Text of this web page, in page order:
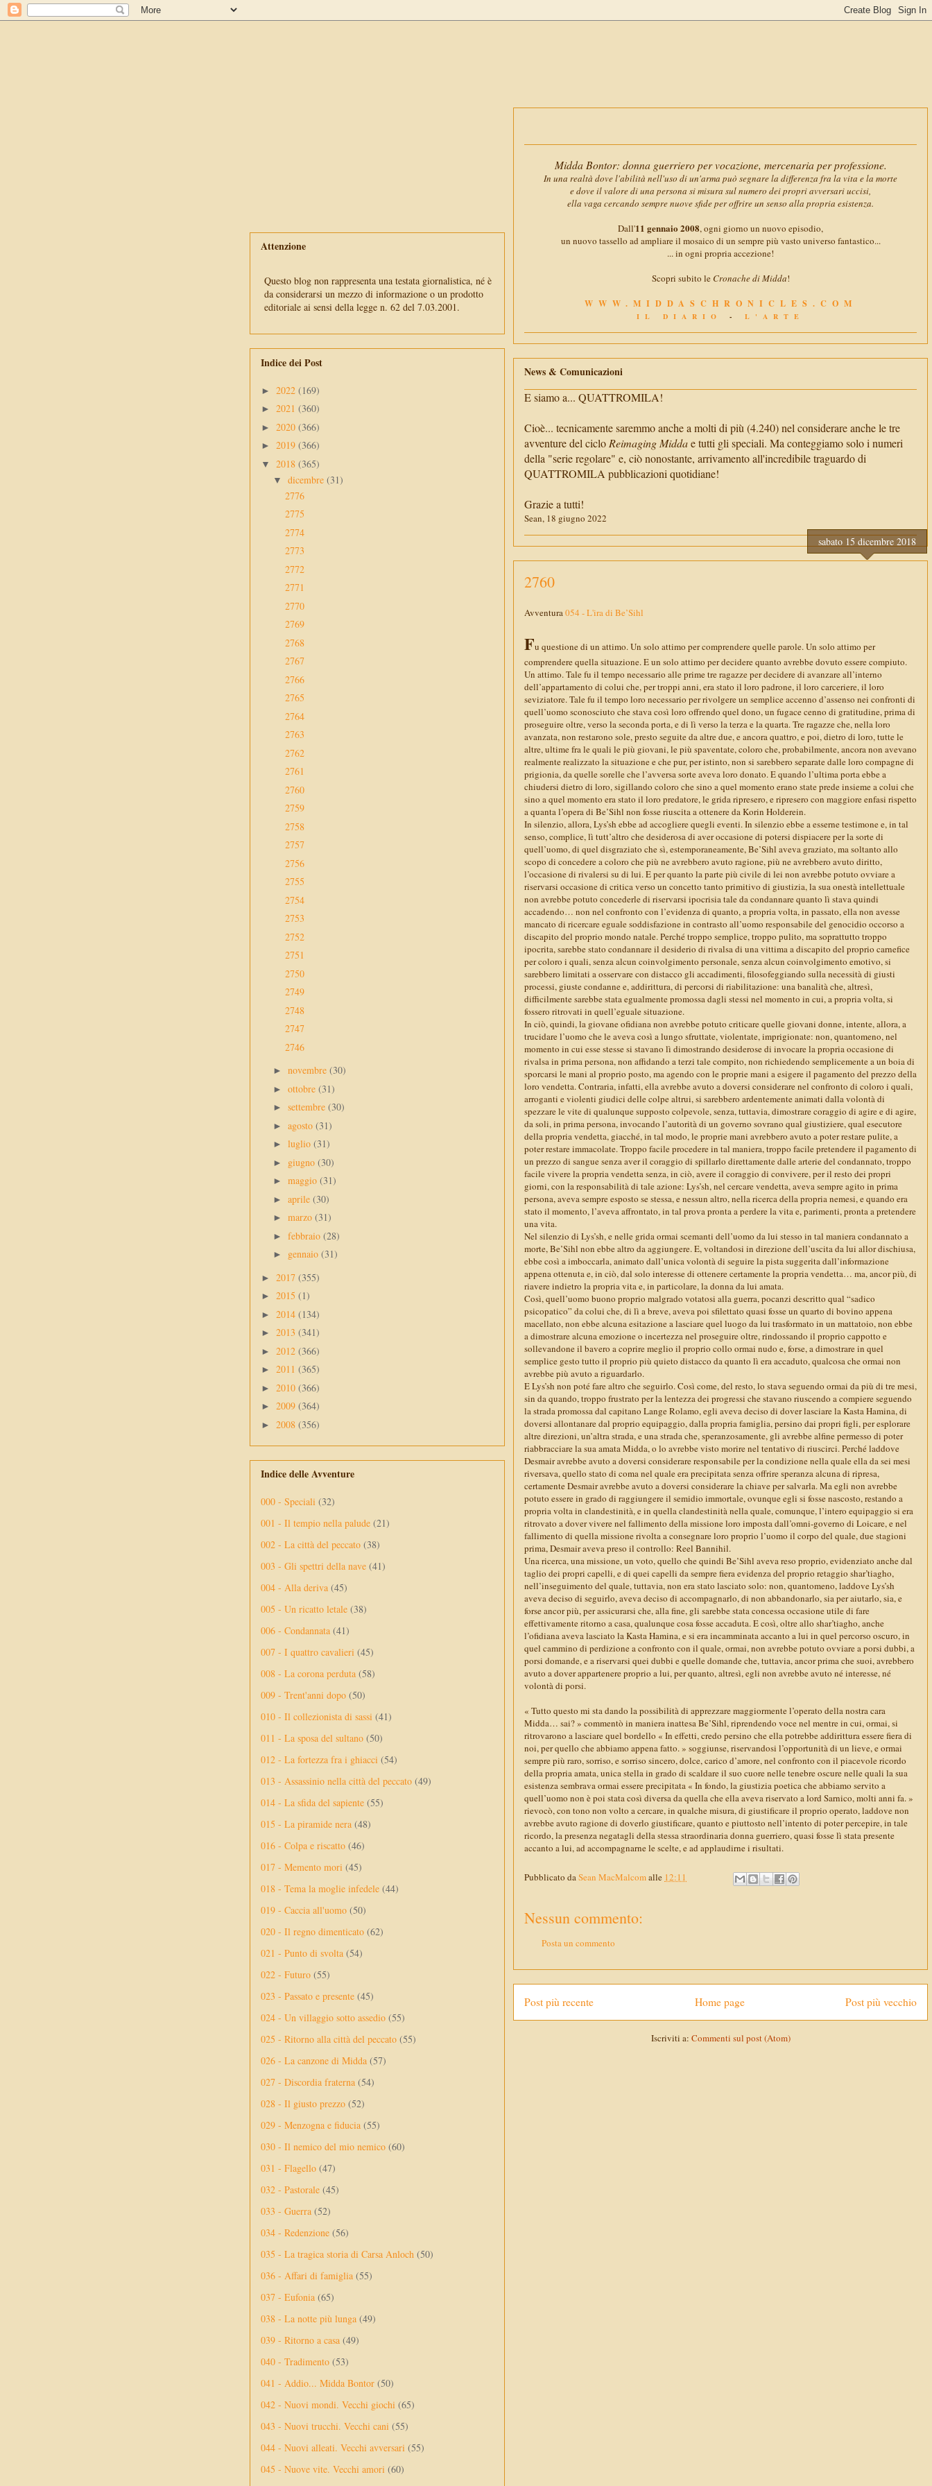
Midda Bontor: donna guerriero per vocazione, mercenaria per professione.
In una realtà dove l'abilità nell'uso di un'arma può segnare la differenza fra la vita e la morte
e dove il valore di una persona si misura sul numero dei propri avversari uccisi,
ella vaga cercando sempre nuove sfide per offrire un senso alla propria esistenza.
Dall'11 gennaio 2008, ogni giorno un nuovo episodio,
un nuovo tassello ad ampliare il mosaico di un sempre più vasto universo fantastico...
... in ogni propria accezione!
Scopri subito le Cronache di Midda!
WWW.MIDDASCHRONICLES.COM
IL DIARIO - L'ARTE
News & Comunicazioni
E siamo a... QUATTROMILA!
Cioè... tecnicamente saremmo anche a molti di più (4.240) nel considerare anche le tre
avventure del cicloReimaging Middae tutti gli speciali. Ma conteggiamo solo i numeri
della "serie regolare" e, ciò nonostante, arrivamento all'incredibile traguardo di
QUATTROMILA pubblicazioni quotidiane!
Grazie a tutti!
Sean, 18 giugno 2022
sabato 15 dicembre 2018
2760
Avventura054 - L'ira di Be’Sihl
Fu questione di un attimo. Un solo attimo per comprendere quelle parole. Un solo attimo per
comprendere quella situazione. E un solo attimo per decidere quanto avrebbe dovuto essere compiuto.
Un attimo. Tale fu il tempo necessario alle prime tre ragazze per decidere di avanzare all’interno
dell’appartamento di colui che, per troppi anni, era stato il loro padrone, il loro carceriere, il loro
seviziatore. Tale fu il tempo loro necessario per rivolgere un semplice accenno d’assenso nei confronti di
quell’uomo sconosciuto che stava così loro offrendo quel dono, un fugace cenno di gratitudine, prima di
proseguire oltre, verso la seconda porta, e di lì verso la terza e la quarta. Tre ragazze che, nella loro
avanzata, non restarono sole, presto seguite da altre due, e ancora quattro, e poi, dietro di loro, tutte le
altre, ultime fra le quali le più giovani, le più spaventate, coloro che, probabilmente, ancora non avevano
realmente realizzato la situazione e che pur, per istinto, non si sarebbero separate dalle loro compagne di
prigionia, da quelle sorelle che l’avversa sorte aveva loro donato. E quando l’ultima porta ebbe a
chiudersi dietro di loro, sigillando coloro che sino a quel momento erano state prede insieme a colui che
sino a quel momento era stato il loro predatore, le grida ripresero, e ripresero con maggiore enfasi rispetto
a quanta l’opera di Be’Sihl non fosse riuscita a ottenere da Korin Holderein.
In silenzio, allora, Lys’sh ebbe ad accogliere quegli eventi. In silenzio ebbe a esserne testimone e, in tal
senso, complice, lì tutt’altro che desiderosa di aver occasione di potersi dispiacere per la sorte di
quell’uomo, di quel disgraziato che sì, estemporaneamente, Be’Sihl aveva graziato, ma soltanto allo
scopo di concedere a coloro che più ne avrebbero avuto ragione, più ne avrebbero avuto diritto,
l’occasione di rivalersi su di lui. E per quanto la parte più civile di lei non avrebbe potuto ovviare a
riservarsi occasione di critica verso un concetto tanto primitivo di giustizia, la sua onestà intellettuale
non avrebbe potuto concederle di riservarsi ipocrisia tale da condannare quanto lì stava quindi
accadendo… non nel confronto con l’evidenza di quanto, a propria volta, in passato, ella non avesse
mancato di ricercare eguale soddisfazione in contrasto all’uomo responsabile del genocidio occorso a
discapito del proprio mondo natale. Perché troppo semplice, troppo pulito, ma soprattutto troppo
ipocrita, sarebbe stato condannare il desiderio di rivalsa di una vittima a discapito del proprio carnefice
per coloro i quali, senza alcun coinvolgimento personale, senza alcun coinvolgimento emotivo, si
sarebbero limitati a osservare con distacco gli accadimenti, filosofeggiando sulla necessità di giusti
processi, giuste condanne e, addirittura, di percorsi di riabilitazione: una banalità che, altresì,
difficilmente sarebbe stata egualmente promossa dagli stessi nel momento in cui, a propria volta, si
fossero ritrovati in quell’eguale situazione.
In ciò, quindi, la giovane ofidiana non avrebbe potuto criticare quelle giovani donne, intente, allora, a
trucidare l’uomo che le aveva così a lungo sfruttate, violentate, imprigionate: non, quantomeno, nel
momento in cui esse stesse si stavano lì dimostrando desiderose di invocare la propria occasione di
rivalsa in prima persona, non affidando a terzi tale compito, non richiedendo semplicemente a un boia di
sporcarsi le mani al proprio posto, ma agendo con le proprie mani a esigere il pagamento del prezzo della
loro vendetta. Contraria, infatti, ella avrebbe avuto a doversi considerare nel confronto di coloro i quali,
arroganti e violenti giudici delle colpe altrui, si sarebbero ardentemente animati dalla volontà di
spezzare le vite di qualunque supposto colpevole, senza, tuttavia, dimostrare coraggio di agire e di agire,
da soli, in prima persona, invocando l’autorità di un governo sovrano qual giustiziere, qual esecutore
della propria vendetta, giacché, in tal modo, le proprie mani avrebbero avuto a poter restare pulite, a
poter restare immacolate. Troppo facile procedere in tal maniera, troppo facile pretendere il pagamento di
un prezzo di sangue senza aver il coraggio di spillarlo direttamente dalle arterie del condannato, troppo
facile vivere la propria vendetta senza, in ciò, avere il coraggio di convivere, per il resto dei propri
giorni, con la responsabilità di tale azione: Lys’sh, nel cercare vendetta, aveva sempre agito in prima
persona, aveva sempre esposto se stessa, e nessun altro, nella ricerca della propria nemesi, e quando era
stato il momento, l’aveva affrontato, in tal prova pronta a perdere la vita e, parimenti, pronta a pretendere
una vita.
Nel silenzio di Lys’sh, e nelle grida ormai scemanti dell’uomo da lui stesso in tal maniera condannato a
morte, Be’Sihl non ebbe altro da aggiungere. E, voltandosi in direzione dell’uscita da lui allor dischiusa,
ebbe così a imboccarla, animato dall’unica volontà di seguire la pista suggerita dall’informazione
appena ottenuta e, in ciò, dal solo interesse di ottenere certamente la propria vendetta… ma, ancor più, di
riavere indietro la propria vita e, in particolare, la donna da lui amata.
Così, quell’uomo buono proprio malgrado votatosi alla guerra, pocanzi descritto qual “sadico
psicopatico” da colui che, di lì a breve, aveva poi sfilettato quasi fosse un quarto di bovino appena
macellato, non ebbe alcuna esitazione a lasciare quel luogo da lui trasformato in un mattatoio, non ebbe
a dimostrare alcuna emozione o incertezza nel proseguire oltre, rindossando il proprio cappotto e
sollevandone il bavero a coprire meglio il proprio collo ormai nudo e, forse, a dimostrare in quel
semplice gesto tutto il proprio più quieto distacco da quanto lì era accaduto, qualcosa che ormai non
avrebbe più avuto a riguardarlo.
E Lys’sh non poté fare altro che seguirlo. Così come, del resto, lo stava seguendo ormai da più di tre mesi,
sin da quando, troppo frustrato per la lentezza dei progressi che stavano riuscendo a compiere seguendo
la strada promossa dal capitano Lange Rolamo, egli aveva deciso di dover lasciare la Kasta Hamina, di
doversi allontanare dal proprio equipaggio, dalla propria famiglia, persino dai propri figli, per esplorare
altre direzioni, un’altra strada, e una strada che, speranzosamente, gli avrebbe alfine permesso di poter
riabbracciare la sua amata Midda, o lo avrebbe visto morire nel tentativo di riuscirci. Perché laddove
Desmair avrebbe avuto a doversi considerare responsabile per la condizione nella quale ella da sei mesi
riversava, quello stato di coma nel quale era precipitata senza offrire speranza alcuna di ripresa,
certamente Desmair avrebbe avuto a doversi considerare la chiave per salvarla. Ma egli non avrebbe
potuto essere in grado di raggiungere il semidio immortale, ovunque egli si fosse nascosto, restando a
propria volta in clandestinità, e in quella clandestinità nella quale, comunque, l’intero equipaggio si era
ritrovato a dover vivere nel fallimento della missione loro imposta dall’omni-governo di Loicare, e nel
fallimento di quella missione rivolta a consegnare loro proprio l’uomo il corpo del quale, due stagioni
prima, Desmair aveva preso il controllo: Reel Bannihil.
Una ricerca, una missione, un voto, quello che quindi Be’Sihl aveva reso proprio, evidenziato anche dal
taglio dei propri capelli, e di quei capelli da sempre fiera evidenza del proprio retaggio shar’tiagho,
nell’inseguimento del quale, tuttavia, non era stato lasciato solo: non, quantomeno, laddove Lys’sh
aveva deciso di seguirlo, aveva deciso di accompagnarlo, di non abbandonarlo, sia per aiutarlo, sia, e
forse ancor più, per assicurarsi che, alla fine, gli sarebbe stata concessa occasione utile di fare
effettivamente ritorno a casa, qualunque cosa fosse accaduta. E così, oltre allo shar’tiagho, anche
l’ofidiana aveva lasciato la Kasta Hamina, e si era incamminata accanto a lui in quel percorso oscuro, in
quel cammino di perdizione a confronto con il quale, ormai, non avrebbe potuto ovviare a porsi dubbi, a
porsi domande, e a riservarsi quei dubbi e quelle domande che, tuttavia, ancor prima che suoi, avrebbero
avuto a dover appartenere proprio a lui, per quanto, altresì, egli non avrebbe avuto né interesse, né
volontà di porsi.
« Tutto questo mi sta dando la possibilità di apprezzare maggiormente l’operato della nostra cara
Midda… sai? » commentò in maniera inattesa Be’Sihl, riprendendo voce nel mentre in cui, ormai, si
ritrovarono a lasciare quel bordello « In effetti, credo persino che ella potrebbe addirittura essere fiera di
noi, per quello che abbiamo appena fatto. » soggiunse, riservandosi l’opportunità di un lieve, e ormai
sempre più raro, sorriso, e sorriso sincero, dolce, carico d’amore, nel confronto con il piacevole ricordo
della propria amata, unica stella in grado di scaldare il suo cuore nelle tenebre oscure nelle quali la sua
esistenza sembrava ormai essere precipitata « In fondo, la giustizia poetica che abbiamo servito a
quell’uomo non è poi stata così diversa da quella che ella aveva riservato a lord Sarnico, molti anni fa. »
rievocò, con tono non volto a cercare, in qualche misura, di giustificare il proprio operato, laddove non
avrebbe avuto ragione di doverlo giustificare, quanto e piuttosto nell’intento di poter percepire, in tale
ricordo, la presenza negatagli della stessa straordinaria donna guerriero, quasi fosse lì stata presente
accanto a lui, ad accompagnarne le scelte, e ad applaudirne i risultati.
Pubblicato daSean MacMalcomalle 12:11
Nessun commento:
Posta un commento
Post più recente Post più vecchio
Home page
Iscriviti a: Commenti sul post (Atom)
Attenzione
Questo blog non rappresenta una testata giornalistica, né è
da considerarsi un mezzo di informazione o un prodotto
editoriale ai sensi della legge n. 62 del 7.03.2001.
Indice dei Post
► 2022 (169)
► 2021 (360)
► 2020 (366)
► 2019 (366)
▼ 2018 (365)
▼ dicembre (31)
2776
2775
2774
2773
2772
2771
2770
2769
2768
2767
2766
2765
2764
2763
2762
2761
2760
2759
2758
2757
2756
2755
2754
2753
2752
2751
2750
2749
2748
2747
2746
► novembre (30)
► ottobre (31)
► settembre (30)
► agosto (31)
► luglio (31)
► giugno (30)
► maggio (31)
► aprile (30)
► marzo (31)
► febbraio (28)
► gennaio (31)
► 2017 (355)
► 2015 (1)
► 2014 (134)
► 2013 (341)
► 2012 (366)
► 2011 (365)
► 2010 (366)
► 2009 (364)
► 2008 (356)
Indice delle Avventure
000 - Speciali (32)
001 - Il tempio nella palude (21)
002 - La città del peccato (38)
003 - Gli spettri della nave (41)
004 - Alla deriva (45)
005 - Un ricatto letale (38)
006 - Condannata (41)
007 - I quattro cavalieri (45)
008 - La corona perduta (58)
009 - Trent'anni dopo (50)
010 - Il collezionista di sassi (41)
011 - La sposa del sultano (50)
012 - La fortezza fra i ghiacci (54)
013 - Assassinio nella città del peccato (49)
014 - La sfida del sapiente (55)
015 - La piramide nera (48)
016 - Colpa e riscatto (46)
017 - Memento mori (45)
018 - Tema la moglie infedele (44)
019 - Caccia all'uomo (50)
020 - Il regno dimenticato (62)
021 - Punto di svolta (54)
022 - Futuro (55)
023 - Passato e presente (45)
024 - Un villaggio sotto assedio (55)
025 - Ritorno alla città del peccato (55)
026 - La canzone di Midda (57)
027 - Discordia fraterna (54)
028 - Il giusto prezzo (52)
029 - Menzogna e fiducia (55)
030 - Il nemico del mio nemico (60)
031 - Flagello (47)
032 - Pastorale (45)
033 - Guerra (52)
034 - Redenzione (56)
035 - La tragica storia di Carsa Anloch (50)
036 - Affari di famiglia (55)
037 - Eufonia (65)
038 - La notte più lunga (49)
039 - Ritorno a casa (49)
040 - Tradimento (53)
041 - Addio... Midda Bontor (50)
042 - Nuovi mondi. Vecchi giochi (65)
043 - Nuovi trucchi. Vecchi cani (55)
044 - Nuovi alleati. Vecchi avversari (55)
045 - Nuove vite. Vecchi amori (60)